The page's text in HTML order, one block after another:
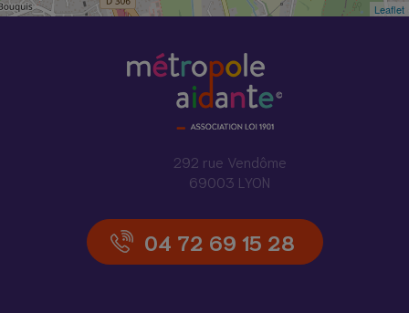
Leaflet
292 rue Vendôme
69003 LYON
04 72 69 15 28